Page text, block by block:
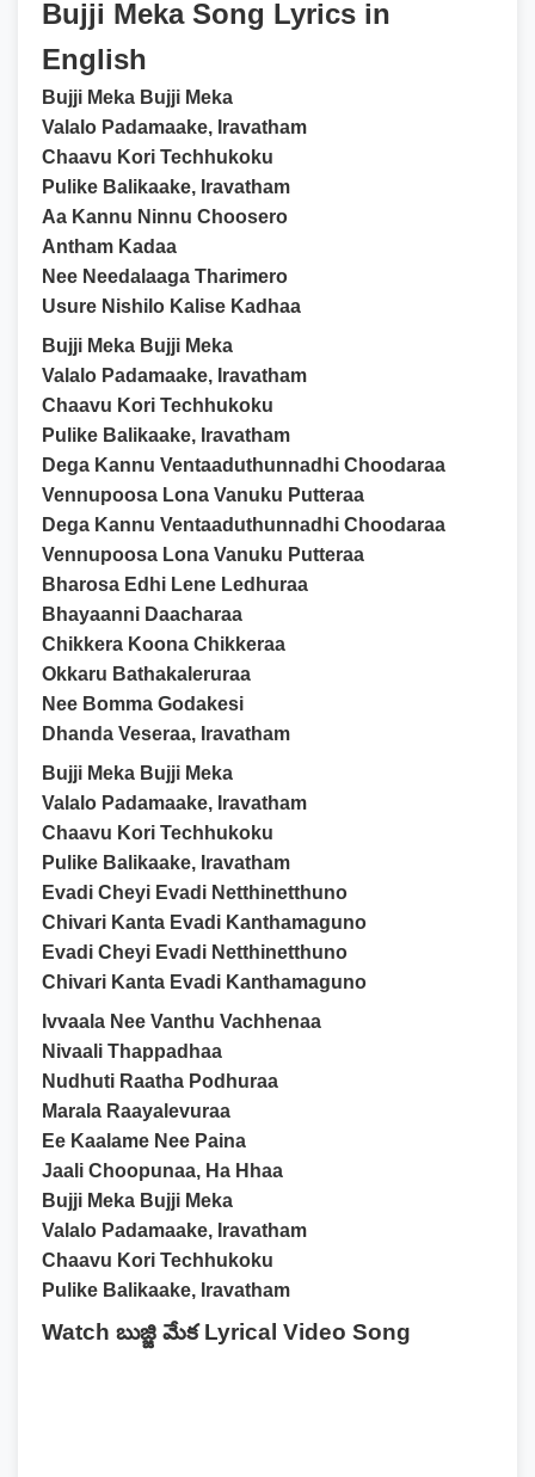
Bujji Meka Song Lyrics in
English
Bujji Meka Bujji Meka
Valalo Padamaake, Iravatham
Chaavu Kori Techhukoku
Pulike Balikaake, Iravatham
Aa Kannu Ninnu Choosero
Antham Kadaa
Nee Needalaaga Tharimero
Usure Nishilo Kalise Kadhaa
Bujji Meka Bujji Meka
Valalo Padamaake, Iravatham
Chaavu Kori Techhukoku
Pulike Balikaake, Iravatham
Dega Kannu Ventaaduthunnadhi Choodaraa
Vennupoosa Lona Vanuku Putteraa
Dega Kannu Ventaaduthunnadhi Choodaraa
Vennupoosa Lona Vanuku Putteraa
Bharosa Edhi Lene Ledhuraa
Bhayaanni Daacharaa
Chikkera Koona Chikkeraa
Okkaru Bathakaleruraa
Nee Bomma Godakesi
Dhanda Veseraa, Iravatham
Bujji Meka Bujji Meka
Valalo Padamaake, Iravatham
Chaavu Kori Techhukoku
Pulike Balikaake, Iravatham
Evadi Cheyi Evadi Netthinetthuno
Chivari Kanta Evadi Kanthamaguno
Evadi Cheyi Evadi Netthinetthuno
Chivari Kanta Evadi Kanthamaguno
Ivvaala Nee Vanthu Vachhenaa
Nivaali Thappadhaa
Nudhuti Raatha Podhuraa
Marala Raayalevuraa
Ee Kaalame Nee Paina
Jaali Choopunaa, Ha Hhaa
Bujji Meka Bujji Meka
Valalo Padamaake, Iravatham
Chaavu Kori Techhukoku
Pulike Balikaake, Iravatham
Watch బుజ్జి మేక Lyrical Video Song